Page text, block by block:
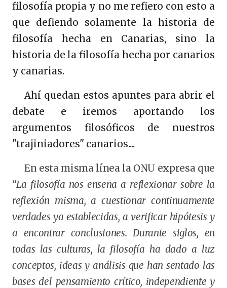
filosofía propia y no me refiero con esto a
que defiendo solamente la historia de
filosofía hecha en Canarias, sino la
historia de la filosofía hecha por canarios
y canarias.
Ahí quedan estos apuntes para abrir el
debate e iremos aportando los
argumentos filosóficos de nuestros
"trajiniadores" canarios....
En esta misma línea la ONU expresa que
“La filosofía nos enseña a reflexionar sobre la
reflexión misma, a cuestionar continuamente
verdades ya establecidas, a verificar hipótesis y
a encontrar conclusiones. Durante siglos, en
todas las culturas, la filosofía ha dado a luz
conceptos, ideas y análisis que han sentado las
bases del pensamiento crítico, independiente y